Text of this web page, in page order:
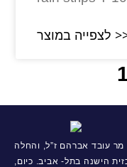
במוצר >>
שמפ נוסדה בשנת 1957 ע”י מר עובד אברהם ז”ל, והחלה
הישנה בתל- אביב. כיום,